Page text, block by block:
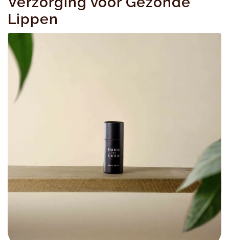
Lippen